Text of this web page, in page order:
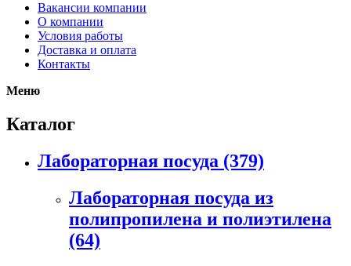
Вакансии компании
О компании
Условия работы
Доставка и оплата
Контакты
Меню
Каталог
Лабораторная посуда (379)
Лабораторная посуда из
полипропилена и полиэтилена
(64)